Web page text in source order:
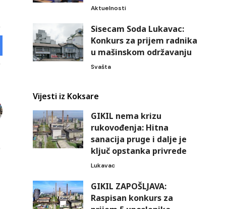
Aktuelnosti
Sisecam Soda Lukavac:
Konkurs za prijem radnika
u mašinskom održavanju
Svašta
Vijesti iz Koksare
GIKIL nema krizu
rukovođenja: Hitna
sanacija pruge i dalje je
ključ opstanka privrede
Lukavac
GIKIL ZAPOŠLJAVA:
Raspisan konkurs za